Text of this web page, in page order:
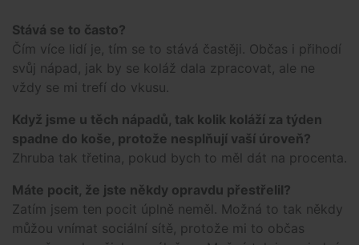
Stává se to často?
Čím více lidí je, tím se to stává častěji. Občas i přihodí
svůj nápad, jak by se koláž dala zpracovat, ale ne
vždy se mi trefí do vkusu.
Když jsme u těch nápadů, tak kolik koláží za týden
spadne do koše, protože nesplňují vaší úroveň?
Zhruba tak třetina, pokud bych to měl dát na procenta.
Máte pocit, že jste někdy opravdu přestřelil?
Zatím jsem ten pocit úplně neměl. Možná to tak někdy
můžou vnímat sociální sítě, protože mi to občas